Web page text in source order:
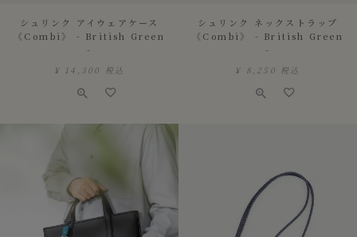
シュリンク アイウェアケース
《Combi》 - British Green
-
¥ 14,300 税込
シュリンク ネックストラップ
《Combi》 - British Green
-
¥ 8,250 税込